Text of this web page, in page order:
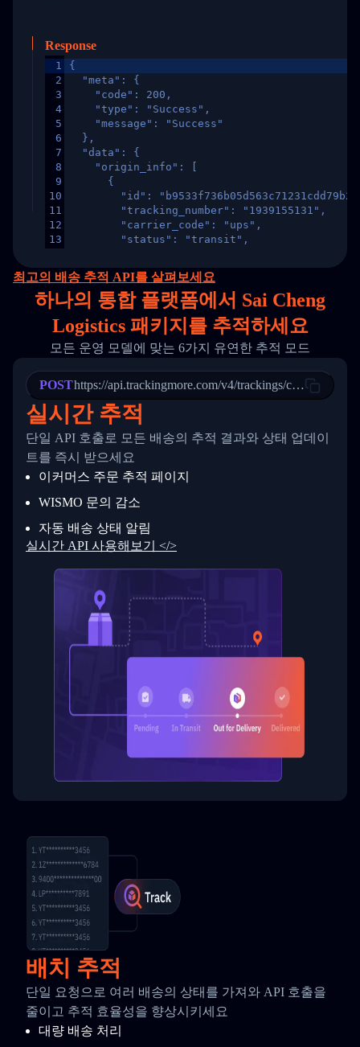
Response
1
2
3
4
5
6
7
8
9
10
11
12
13
15
16
17
18
20
21
22
23
24
25
27
28
29
30
31
33
34
{
  "meta": {
    "code": 200,
    "type": "Success",
    "message": "Success"
  },
  "data": {
    "origin_info": [
      {
"id":
        "tracking_number": "1939155131",
        "carrier_code": "ups",
        "status": "transit",
"destination_country": "United
        "itemTimeLength": 2,
        "weblink": "",
        "phone": null,
        "trackinfo": [
          {
            "Date": "2017-03-08 04: 22: 00",
"StatusDescription": "Departed
"Details": "Departed Facility
          },
          {
            "Date": "2017-03-06 15:28:00",
"StatusDescription": "Shipment
"Details": "BEIJING-
          }
        ]
      }
  }
}
최고의 배송 추적 API를 살펴보세요
하나의 통합 플랫폼에서 Sai Cheng
Logistics 패키지를 추적하세요
모든 운영 모델에 맞는 6가지 유연한 추적 모드
POSThttps://api.trackingmore.com/v4/trackings/create
실시간 추적
단일 API 호출로 모든 배송의 추적 결과와 상태 업데이
트를 즉시 받으세요
이커머스 주문 추적 페이지
WISMO 문의 감소
자동 배송 상태 알림
실시간 API 사용해보기 </>
배치 추적
단일 요청으로 여러 배송의 상태를 가져와 API 호출을
줄이고 추적 효율성을 향상시키세요
대량 배송 처리